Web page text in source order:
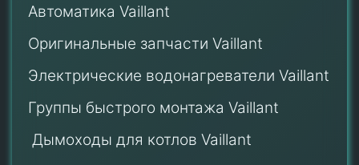
Автоматика Vaillant
Оригинальные запчасти Vaillant
Электрические водонагреватели Vaillant
Группы быстрого монтажа Vaillant
Дымоходы для котлов Vaillant